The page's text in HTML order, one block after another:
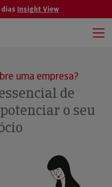
Insight View
uma empresa?
de
o seu